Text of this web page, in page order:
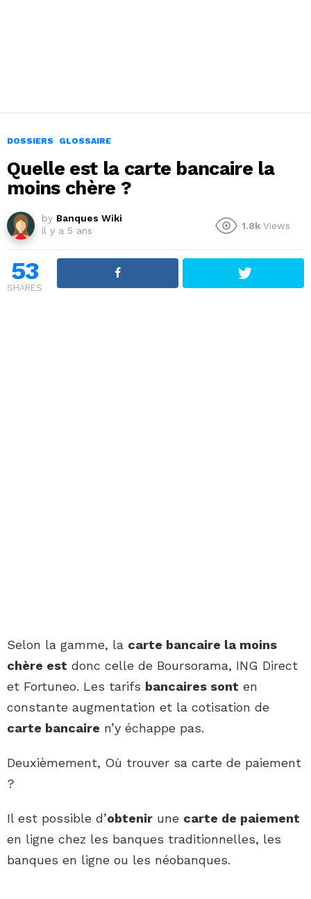
DOSSIERS GLOSSAIRE
Quelle est la carte bancaire la
moins chère ?
by Banques Wiki
il y a 5 ans
1.8k Views
53
SHARES
Selon la gamme, la carte bancaire la moins
chère est donc celle de Boursorama, ING Direct
et Fortuneo. Les tarifs bancaires sont en
constante augmentation et la cotisation de
carte bancaire n’y échappe pas.
Deuxièmement, Où trouver sa carte de paiement
?
Il est possible d’obtenir une carte de paiement
en ligne chez les banques traditionnelles, les
banques en ligne ou les néobanques.